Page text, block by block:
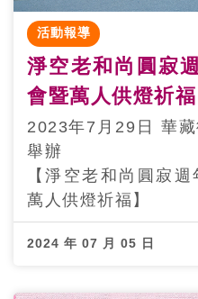
活動報導
淨空老和尚圓寂
會暨萬人供燈祈福
2023年7月29日 華
舉辦
【淨空老和尚圓寂
萬人供燈祈福】
2024 年 07 月 05 日